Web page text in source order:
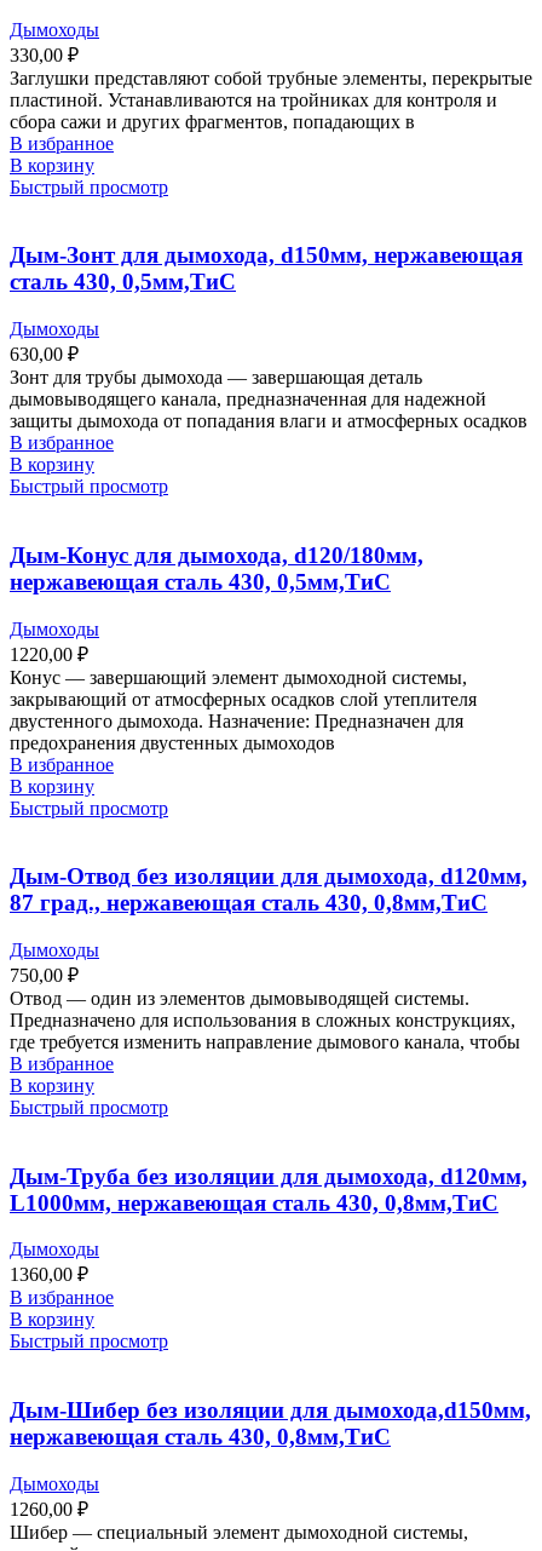
Дымоходы
330,00 ₽
Заглушки представляют собой трубные элементы, перекрытые
пластиной. Устанавливаются на тройниках для контроля и
сбора сажи и других фрагментов, попадающих в
В избранное
В корзину
Быстрый просмотр
Дым-Зонт для дымохода, d150мм, нержавеющая
сталь 430, 0,5мм,ТиС
Дымоходы
630,00 ₽
Зонт для трубы дымохода ― завершающая деталь
дымовыводящего канала, предназначенная для надежной
защиты дымохода от попадания влаги и атмосферных осадков
В избранное
В корзину
Быстрый просмотр
Дым-Конус для дымохода, d120/180мм,
нержавеющая сталь 430, 0,5мм,ТиС
Дымоходы
1220,00 ₽
Конус ― завершающий элемент дымоходной системы,
закрывающий от атмосферных осадков слой утеплителя
двустенного дымохода. Назначение: Предназначен для
предохранения двустенных дымоходов
В избранное
В корзину
Быстрый просмотр
Дым-Отвод без изоляции для дымохода, d120мм,
87 град., нержавеющая сталь 430, 0,8мм,ТиС
Дымоходы
750,00 ₽
Отвод ― один из элементов дымовыводящей системы.
Предназначено для использования в сложных конструкциях,
где требуется изменить направление дымового канала, чтобы
В избранное
В корзину
Быстрый просмотр
Дым-Труба без изоляции для дымохода, d120мм,
L1000мм, нержавеющая сталь 430, 0,8мм,ТиС
Дымоходы
1360,00 ₽
В избранное
В корзину
Быстрый просмотр
Дым-Шибер без изоляции для дымохода,d150мм,
нержавеющая сталь 430, 0,8мм,ТиС
Дымоходы
1260,00 ₽
Шибер — специальный элемент дымоходной системы,